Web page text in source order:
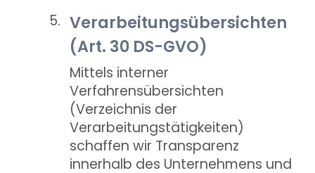
Verarbeitungsübersichten
(Art. 30 DS-GVO)
Mittels interner
Verfahrensübersichten
(Verzeichnis der
Verarbeitungstätigkeiten)
schaffen wir Transparenz
innerhalb des Unternehmens und